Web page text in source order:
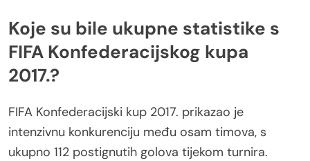
Koje su bile ukupne statistike s
FIFA Konfederacijskog kupa
2017.?
FIFA Konfederacijski kup 2017. prikazao je
intenzivnu konkurenciju među osam timova, s
ukupno 112 postignutih golova tijekom turnira.